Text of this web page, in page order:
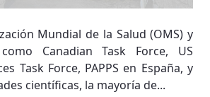
Mundial de la Salud (OMS) y
Canadian Task Force, US
Task Force, PAPPS en España, y
científicas, la mayoría de...